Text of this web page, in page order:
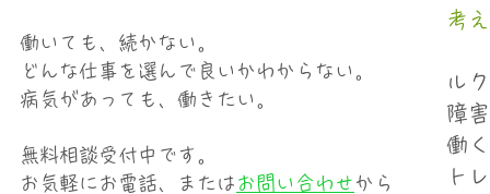
働いても、続かない。
どんな仕事を選んで良いかわからない。
病気があっても、働きたい。
無料相談受付中です。
お気軽にお電話、または お問い合わせ から
考
ル
障
働
ト